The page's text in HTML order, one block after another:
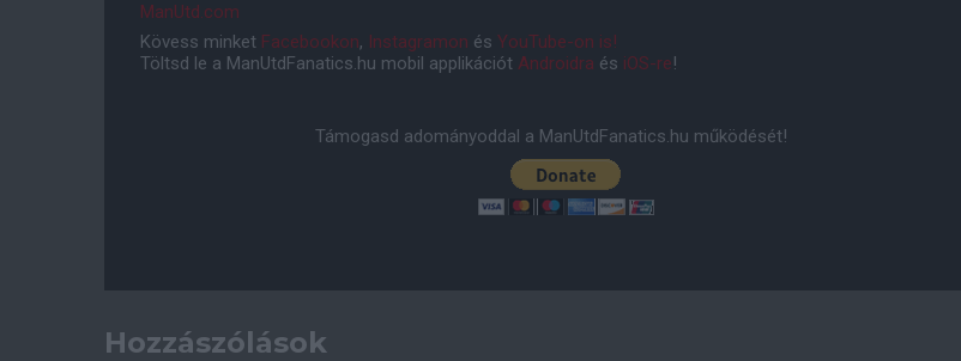
ManUtd.com
Kövess minket Facebookon, Instagramon és YouTube-on is!
Töltsd le a ManUtdFanatics.hu mobil applikációt Androidra és iOS-re!
Támogasd adományoddal a ManUtdFanatics.hu működését!
Hozzászólások